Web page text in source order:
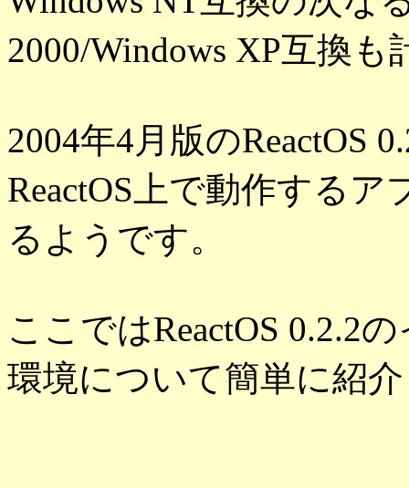
2000/Windows XP互換
2004年4月版のReactOS
ReactOS上で動作する
るようです。
ここではReactOS 0.2.2
環境について簡単に紹